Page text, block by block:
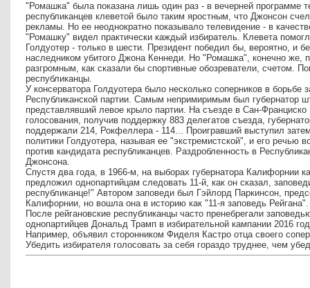
"Ромашка" была показана лишь один раз - в вечерней программе
республиканцев клеветой было таким яростным, что Джонсон счел
рекламы. Но ее неоднократно показывало телевидение - в
"Ромашку" видел практически каждый избиратель. Клевета
Голдуотер - только в шести. Президент победил бы, вероятно, и
наследником убитого Джона Кеннеди. Но "Ромашка", конечно же,
разгромным, как сказали бы спортивные обозреватели, счетом.
республиканцы.
У консерватора Голдуотера было несколько соперников в борьбе
Республиканской партии. Самым непримиримым был губернатор
представлявший левое крыло партии. На съезде в Сан-
голосования, получив поддержку 883 делегатов съезда,
поддержали 214, Рокфеллера - 114... Проигравший выступил
политики Голдуотера, называя ее "экстремистской", и его речью
против кандидата республиканцев. Раздробленность в
Джонсона.
Спустя два года, в 1966-м, на выборах губернатора Калифорнии
предложил однопартийцам следовать 11-й, как он сказал,
республиканце!" Автором заповеди был Гэйлорд Паркинсон,
Калифорнии, но вошла она в историю как "11-я заповедь
После рейгановские республиканцы часто пренебрегали
однопартийцев Дональд Трамп в избирательной кампании 2016
Например, объявил сторонником Фиделя Кастро отца своего
Убедить избирателя голосовать за себя гораздо труднее, чем